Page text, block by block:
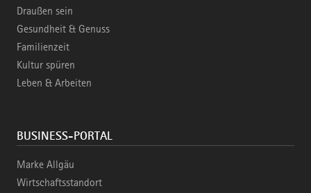
Draußen sein
Gesundheit & Genuss
Familienzeit
Kultur spüren
Leben & Arbeiten
BUSINESS-PORTAL
Marke Allgäu
Wirtschaftsstandort